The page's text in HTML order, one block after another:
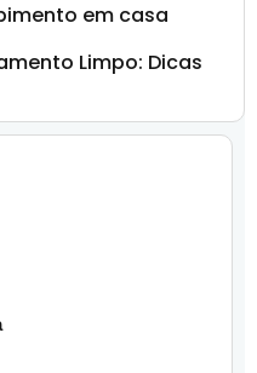
em casa
Limpo: Dicas